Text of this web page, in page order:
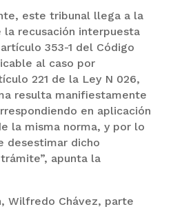
este tribunal llega a la
la recusación interpuesta
353-1 del Código
al caso por
221 de la Ley N 026,
resulta manifiestamente
en aplicación
la misma norma, y por lo
desestimar dicho
apunta la
Wilfredo Chávez, parte